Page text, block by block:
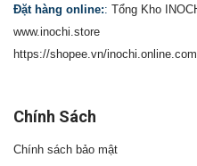
Đặt hàng online:: Tổng Kho
www.inochi.store
https://shopee.vn/inochi.online.com
Chính Sách
Chính sách bảo mật